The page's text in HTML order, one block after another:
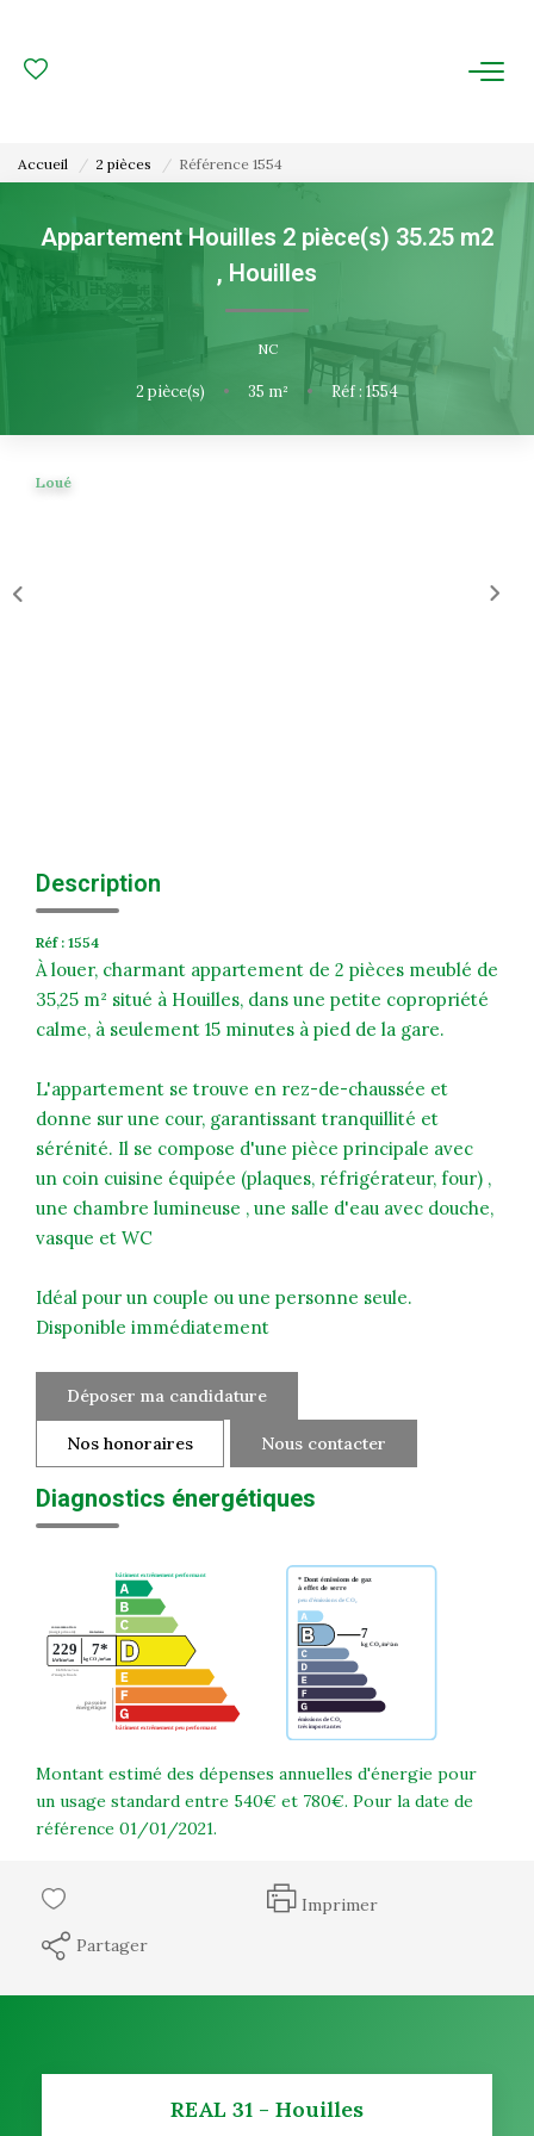
FAIRE GÉRER
Gestion Locative
Gestion De Copropriété
Extranet Syndic Et Gestion Locative
Extranet Syndic Estale
Accueil 2 pièces Référence 1554
Appartement Houilles 2 pièce(s) 35.25 m2
, Houilles
NC
2 pièce(s) • 35 m² • Réf : 1554
Loué
Description
Réf : 1554
À louer, charmant appartement de 2 pièces meublé de
35,25 m² situé à Houilles, dans une petite copropriété
calme, à seulement 15 minutes à pied de la gare.
L'appartement se trouve en rez-de-chaussée et
donne sur une cour, garantissant tranquillité et
sérénité. Il se compose d'une pièce principale avec
un coin cuisine équipée (plaques, réfrigérateur, four) ,
une chambre lumineuse , une salle d'eau avec douche,
vasque et WC
Idéal pour un couple ou une personne seule.
Disponible immédiatement
Déposer ma candidature
Nos honoraires Nous contacter
Diagnostics énergétiques
Montant estimé des dépenses annuelles d'énergie pour
un usage standard entre 540€ et 780€. Pour la date de
référence 01/01/2021.
Imprimer
Partager
REAL 31 - Houilles